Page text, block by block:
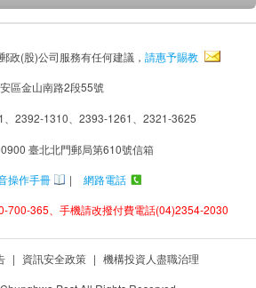
政(股)公司服務有任何建議， 請惠予賜教
區金山南路2段55號
、2392-1310、2393-1261、2321-3625
臺北北門郵局第610號信箱
操作手冊 |
網路電話
700-365、手機請改撥付費電話(04)2354-2030
| 資訊安全政策 | 機構投資人盡職治理